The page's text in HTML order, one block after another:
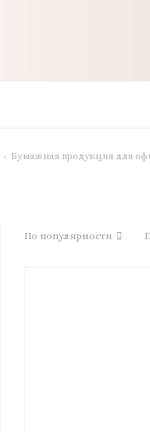
- Бумажная продукция для
По популярности